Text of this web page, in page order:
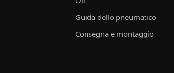
Guida dello pneumatico
Consegna e montaggio